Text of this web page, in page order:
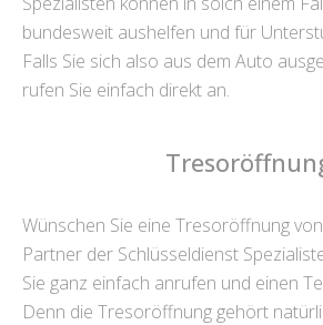
bundesweit aushelfen und für
Falls Sie sich also aus dem Auto
rufen Sie einfach direkt an.
Wünschen Sie eine Tresoröffnung
Partner der Schlüsseldienst
Sie ganz einfach anrufen und einen
Denn die Tresoröffnung gehört